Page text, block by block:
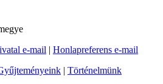
e-mail | Honlapreferens e-mail
| Történelmünk